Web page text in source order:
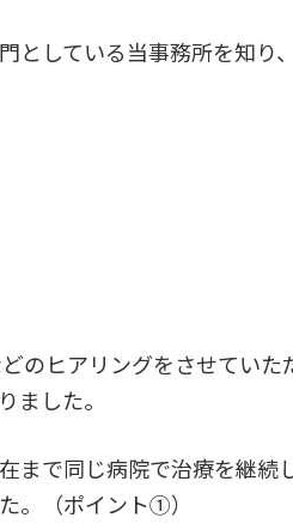
としている当事務所を知り
のヒアリングをさせてい
ました。
まで同じ病院で治療を継
。（ポイント①）